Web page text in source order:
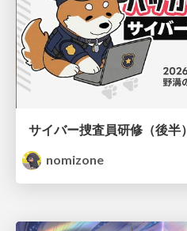
サイバー捜査員研修（後半）
nomizone